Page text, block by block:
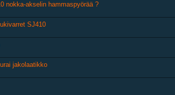
nokka-akselin hammaspyörää ?
SJ410
jakolaatikko